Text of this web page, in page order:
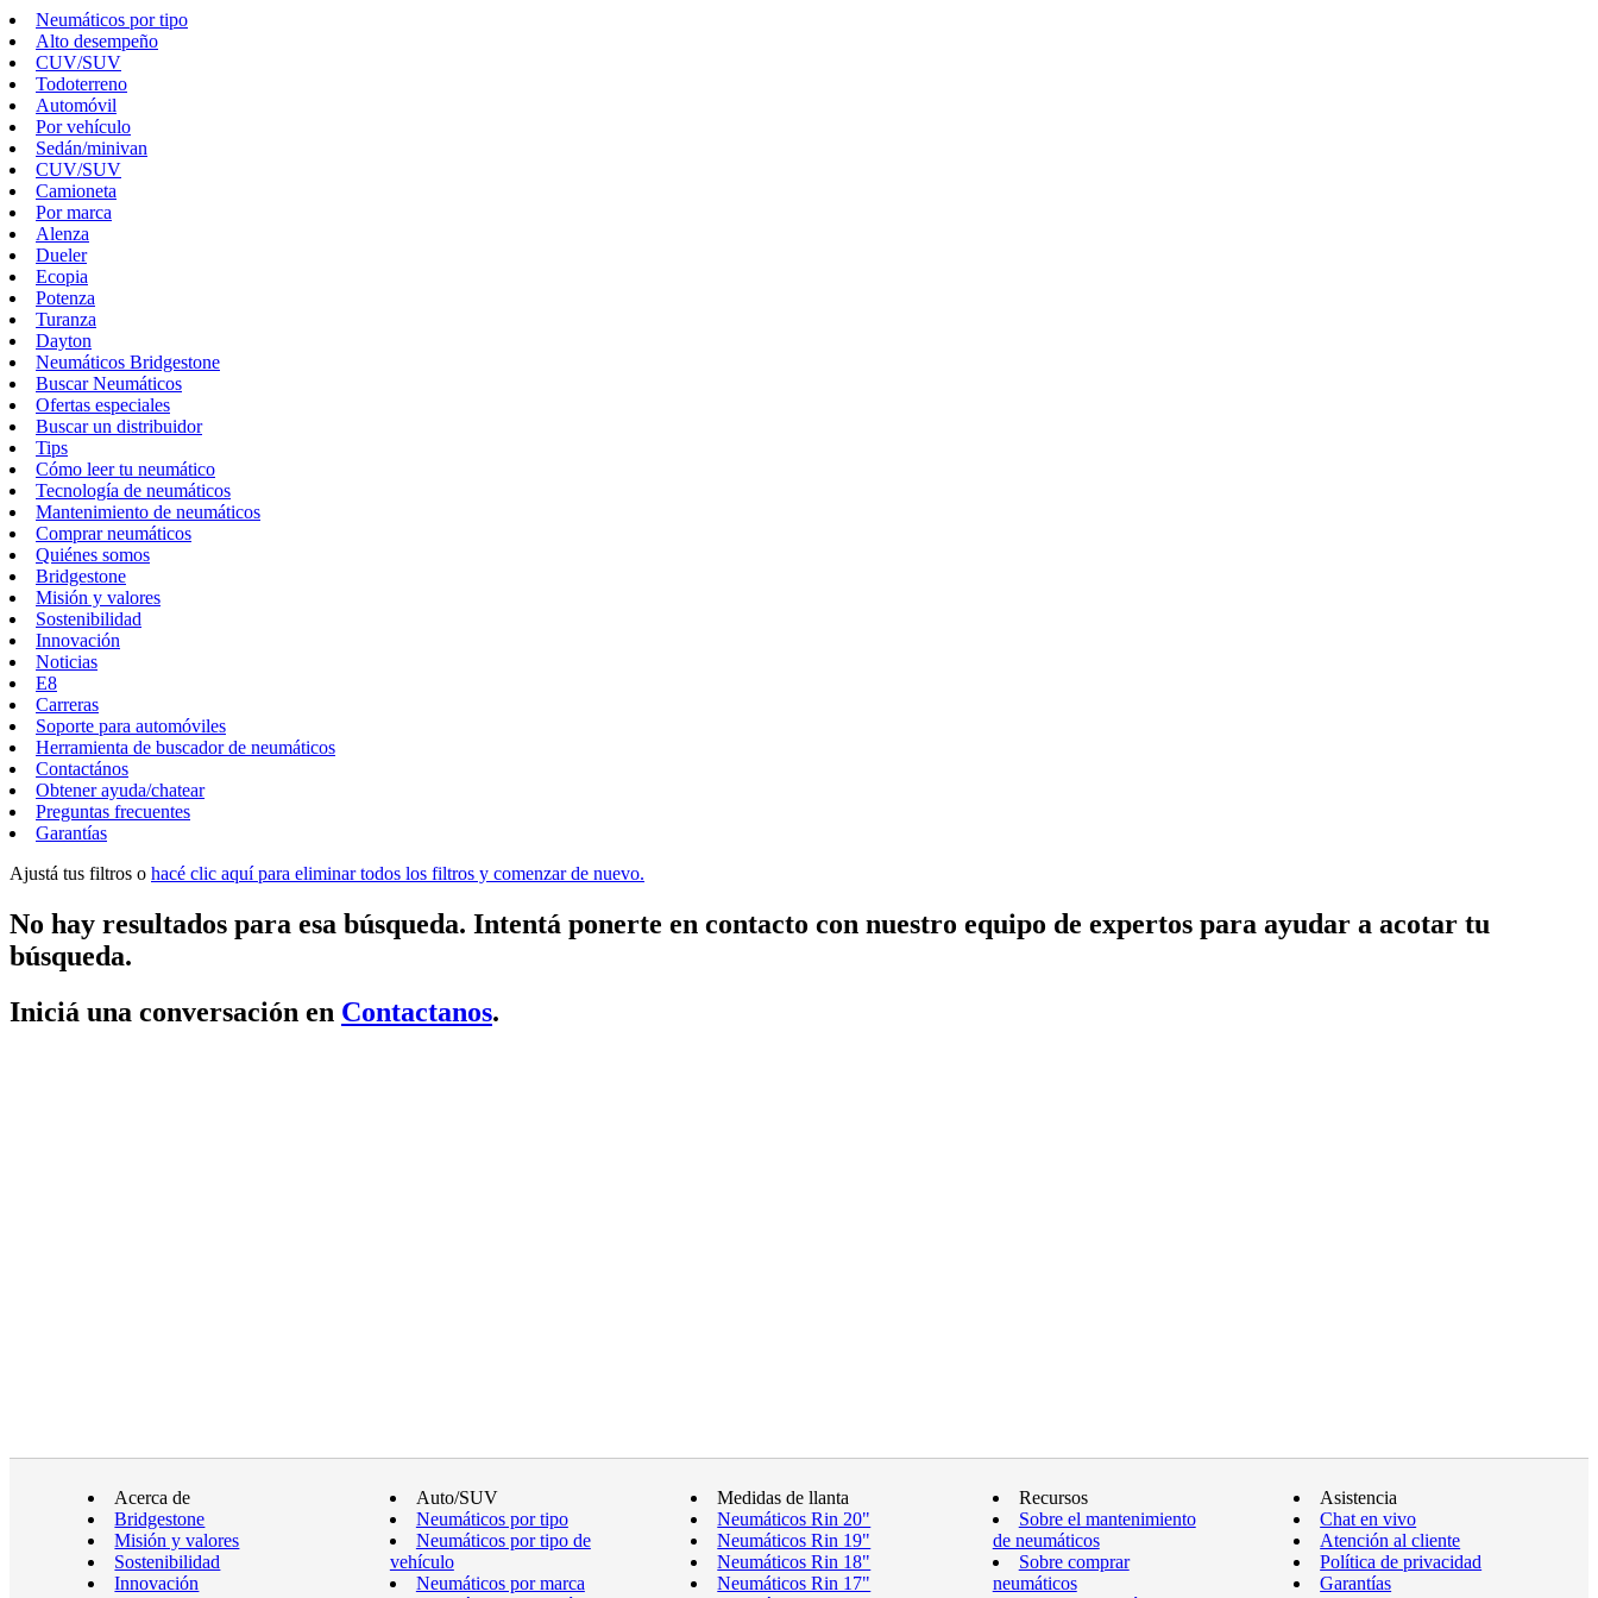
Neumáticos por tipo
Alto desempeño
CUV/SUV
Todoterreno
Automóvil
Por vehículo
Sedán/minivan
CUV/SUV
Camioneta
Por marca
Alenza
Dueler
Ecopia
Potenza
Turanza
Dayton
Neumáticos Bridgestone
Buscar Neumáticos
Ofertas especiales
Buscar un distribuidor
Tips
Cómo leer tu neumático
Tecnología de neumáticos
Mantenimiento de neumáticos
Comprar neumáticos
Quiénes somos
Bridgestone
Misión y valores
Sostenibilidad
Innovación
Noticias
E8
Carreras
Soporte para automóviles
Herramienta de buscador de neumáticos
Contactános
Obtener ayuda/chatear
Preguntas frecuentes
Garantías
Ajustá tus filtros o hacé clic aquí para eliminar todos los filtros y comenzar de nuevo.
No hay resultados para esa búsqueda. Intentá ponerte en contacto con nuestro equipo de expertos para ayudar a acotar tu
búsqueda.
Iniciá una conversación en Contactanos.
Acerca de
Bridgestone
Misión y valores
Sostenibilidad
Innovación
Auto/SUV
Neumáticos por tipo
Neumáticos por tipo de
vehículo
Neumáticos por marca
Medidas de llanta
Neumáticos Rin 20"
Neumáticos Rin 19"
Neumáticos Rin 18"
Neumáticos Rin 17"
Recursos
Sobre el mantenimiento
de neumáticos
Sobre comprar
neumáticos
Asistencia
Chat en vivo
Atención al cliente
Política de privacidad
Garantías